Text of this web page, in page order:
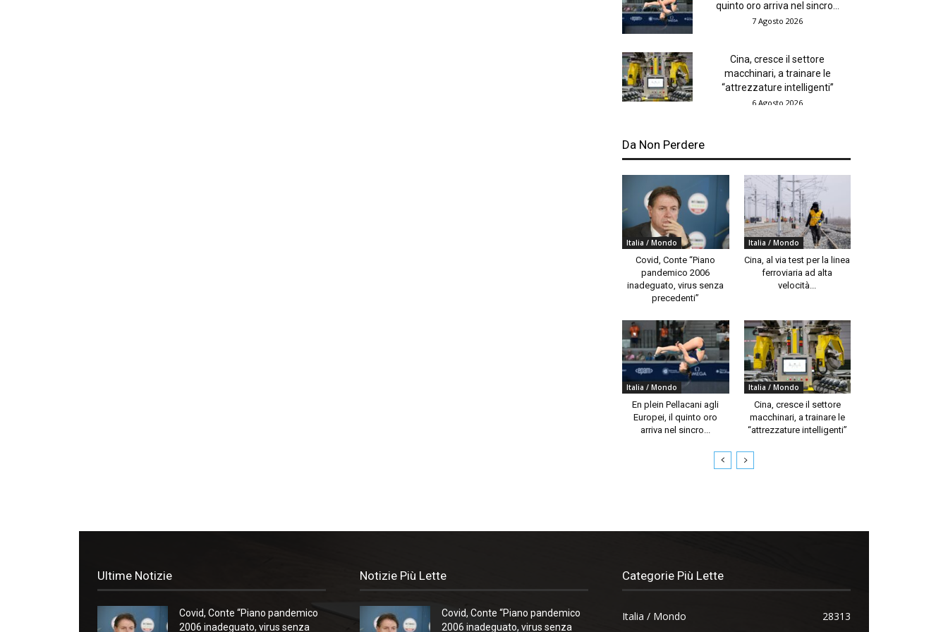
quinto oro arriva nel sincro...
7 Agosto 2026
Cina, cresce il settore
macchinari, a trainare le
“attrezzature intelligenti”
6 Agosto 2026
Da Non Perdere
Italia / Mondo
Covid, Conte “Piano
pandemico 2006
inadeguato, virus senza
precedenti”
Italia / Mondo
Cina, al via test per la linea
ferroviaria ad alta
velocità...
Italia / Mondo
En plein Pellacani agli
Europei, il quinto oro
arriva nel sincro...
Italia / Mondo
Cina, cresce il settore
macchinari, a trainare le
“attrezzature intelligenti”
Ultime Notizie
Covid, Conte “Piano pandemico
2006 inadeguato, virus senza
Notizie Più Lette
Covid, Conte “Piano pandemico
2006 inadeguato, virus senza
Categorie Più Lette
Italia / Mondo
28313